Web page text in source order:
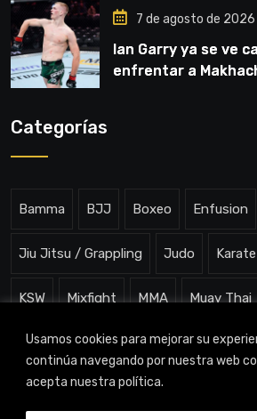
Usamos cookies para mejorar su
continúa navegando por nuestra web
acepta nuestra política.
7 de agosto de 2026
Ian Garry ya se ve
enfrentar a
Categorías
Bamma BJJ Boxeo Enfusion
Jiu Jitsu / Grappling Judo Karate
KSW Mixfight MMA Muay Thai
One ChampionShip Slam Arena